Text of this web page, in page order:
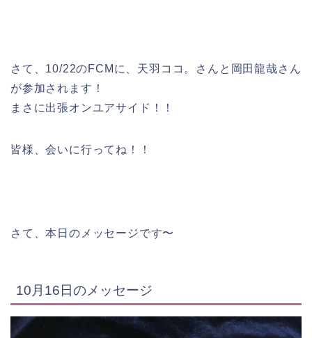
さて、10/22のFCMに、天羽ココ。さんと岡田龍哉さん
が参加されます！
まさに出張オンユアサイド！！
皆様、会いに行ってね！！
さて、本日のメッセージです〜
10月16日のメッセージ